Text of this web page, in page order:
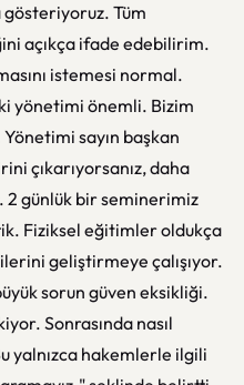
Tüm
açıkça ifade edebilirim.
istemesi normal.
yönetimi önemli. Bizim
sayın başkan
çıkarıyorsanız, daha
2 günlük bir seminerimiz
Fiziksel eğitimler oldukça
geliştirmeye çalışıyor.
sorun güven eksikliği.
Sonrasında nasıl
yalnızca hakemlerle ilgili